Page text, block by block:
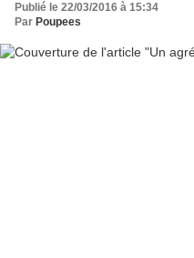
Publié le 22/03/2016 à 15:34
Par Poupees